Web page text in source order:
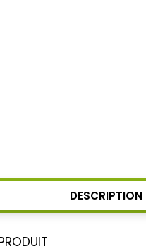
DESCRIPTION